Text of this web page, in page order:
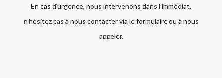
En cas d’urgence, nous intervenons dans l’immédiat,
n’hésitez pas à nous contacter via le formulaire ou à nous
appeler.